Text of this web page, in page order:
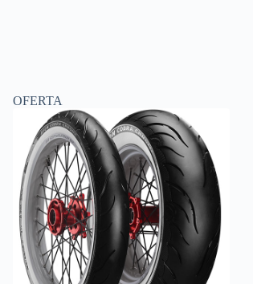
OFERTA